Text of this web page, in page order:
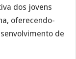
dos jovens
oferecendo-
de